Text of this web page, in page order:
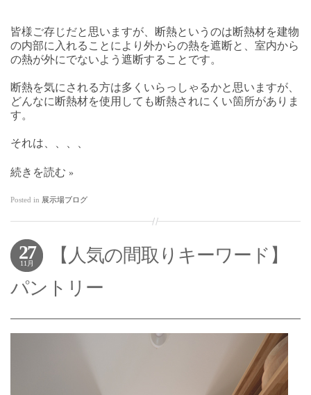
皆様ご存じだと思いますが、断熱というのは断熱材を建物
の内部に入れることにより外からの熱を遮断と、室内から
の熱が外にでないよう遮断することです。
断熱を気にされる方は多くいらっしゃるかと思いますが、
どんなに断熱材を使用しても断熱されにくい箇所がありま
す。
それは、、、、
続きを読む
Posted in 展示場ブログ
27
11月
【人気の間取りキーワード】
パントリー